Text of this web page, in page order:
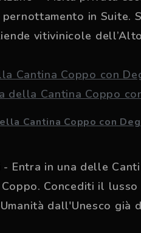
in Suite.
vitivinicole
Cantina Coppo con
- Entra in una delle
Concediti il
dall'Unesco già